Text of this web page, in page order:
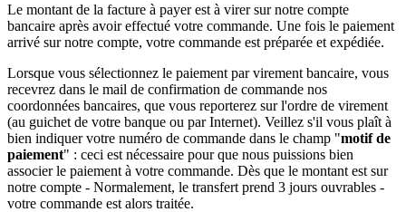
Le montant de la facture à payer est à virer sur notre compte
bancaire après avoir effectué votre commande. Une fois le paiement
arrivé sur notre compte, votre commande est préparée et expédiée.
Lorsque vous sélectionnez le paiement par virement bancaire, vous
recevrez dans le mail de confirmation de commande nos
coordonnées bancaires, que vous reporterez sur l'ordre de virement
(au guichet de votre banque ou par Internet). Veillez s'il vous plaît à
bien indiquer votre numéro de commande dans le champ "motif de
paiement" : ceci est nécessaire pour que nous puissions bien
associer le paiement à votre commande. Dès que le montant est sur
notre compte - Normalement, le transfert prend 3 jours ouvrables -
votre commande est alors traitée.